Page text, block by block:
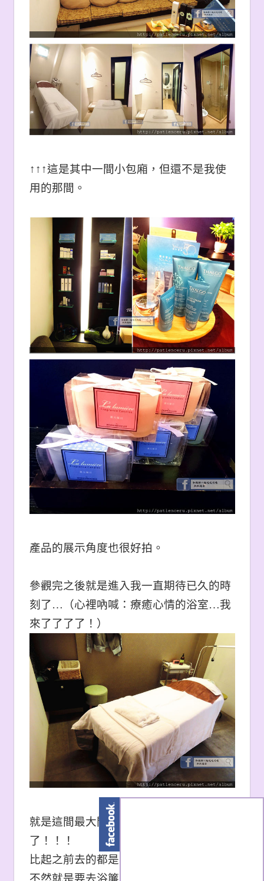
↑↑↑這是其中一間小包廂，但還不是我使
用的那間。
產品的展示角度也很好拍。
參觀完之後就是進入我一直期待已久的時
刻了… （心裡吶喊：療癒心情的浴室…我
來了了了了！ ）
就是這間最大間也是最療癒的VIP室
了！！！
比起之前去的都是要共用廁所的小包廂，
不然就是要去浴簾只有遮到腳踝的公共大